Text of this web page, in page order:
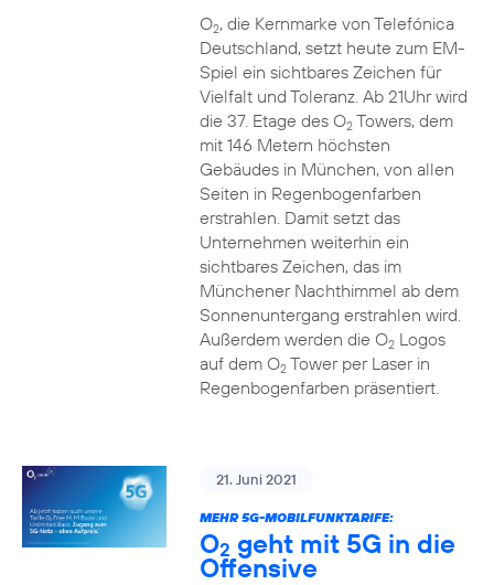
O2, die Kernmarke von Telefónica
Deutschland, setzt heute zum EM-
Spiel ein sichtbares Zeichen für
Vielfalt und Toleranz. Ab 21Uhr wird
die 37. Etage des O2Towers, dem
mit 146 Metern höchsten
Gebäudes in München, von allen
Seiten in Regenbogenfarben
erstrahlen. Damit setzt das
Unternehmen weiterhin ein
sichtbares Zeichen, das im
Münchener Nachthimmel ab dem
Sonnenuntergang erstrahlen wird.
Außerdem werden die O2Logos
auf dem O2Tower per Laser in
Regenbogenfarben präsentiert.
21. Juni 2021
MEHR 5G-MOBILFUNKTARIFE:
O2 geht mit 5G in die
Offensive